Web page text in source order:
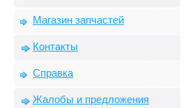
Магазин запчастей
Контакты
Справка
Жалобы и предложения